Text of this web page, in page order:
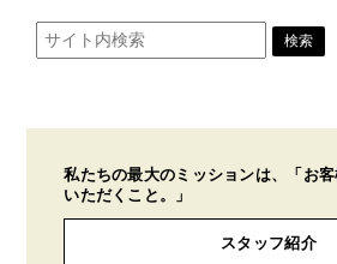
私たちの最大のミッションは、「お
いただくこと。」
スタッフ紹介